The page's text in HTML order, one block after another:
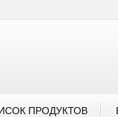
ПРОДУКТОВ